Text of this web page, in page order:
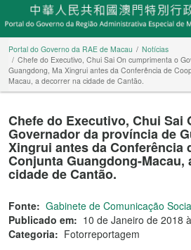
Portal do Governo da RAE de Macau
Notícias
Chefe do Executivo, Chui Sai On cumprimenta o
Guangdong, Ma Xingrui antes da Conferência de
Macau, a decorrer na cidade de Cantão.
Chefe do Executivo, Chui Sai
Governador da província de
Xingrui antes da Conferência
Conjunta Guangdong-Macau,
cidade de Cantão.
Fonte: Gabinete de Comunicação
Publicado em: 10 de Janeiro de 2018
Categoria: Fotorreportagem